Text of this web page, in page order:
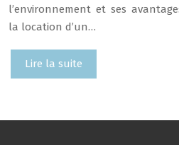
l’environnement et ses
la location d’un…
Lire la suite